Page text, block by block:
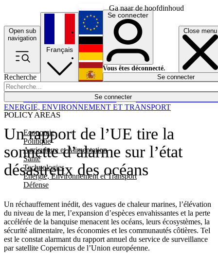
Ga naar de hoofdinhoud
Open sub
navigation
Close menu
Recherche
Se connecter
POLICY AREAS
Economie
Politique
Agriculture et Alimentation
Santé
Technologies
Energie, Environnement et Transport
Défense
Économie
Français
English
Deutsch
Español
Se connecter
Vous êtes déconnecté.
Se connecter
Un rapport de l’UE tire la
sonnette d’alarme sur l’état
désastreux des océans
Un réchauffement inédit, des vagues de chaleur marines, l’élévation
du niveau de la mer, l’expansion d’espèces envahissantes et la perte
accélérée de la banquise menacent les océans, leurs écosystèmes, la
sécurité alimentaire, les économies et les communautés côtières. Tel
est le constat alarmant du rapport annuel du service de surveillance
par satellite Copernicus de l’Union européenne.
ENERGIE, ENVIRONNEMENT ET TRANSPORT